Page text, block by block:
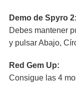
Demo de Spyro
Debes mantener
y pulsar Abajo,
Red Gem Up:
Consigue las 4